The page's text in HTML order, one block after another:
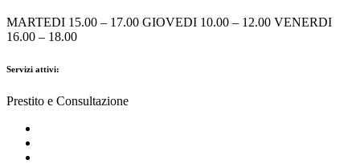
MARTEDI 15.00 – 17.00 GIOVEDI 10.00 – 12.00 VENERDI
16.00 – 18.00
Servizi attivi:
Prestito e Consultazione